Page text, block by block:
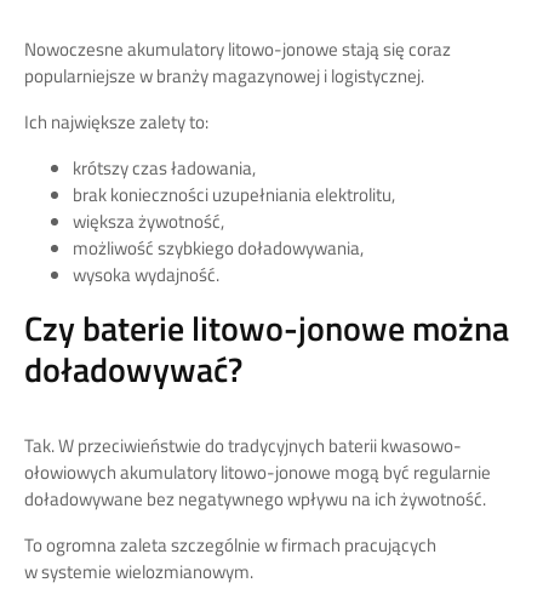
Nowoczesne akumulatory litowo-jonowe stają się coraz
popularniejsze w branży magazynowej i logistycznej.
Ich największe zalety to:
krótszy czas ładowania,
brak konieczności uzupełniania elektrolitu,
większa żywotność,
możliwość szybkiego doładowywania,
wysoka wydajność.
Czy baterie litowo-jonowe można
doładowywać?
Tak. W przeciwieństwie do tradycyjnych baterii kwasowo-
ołowiowych akumulatory litowo-jonowe mogą być regularnie
doładowywane bez negatywnego wpływu na ich żywotność.
To ogromna zaleta szczególnie w firmach pracujących
w systemie wielozmianowym.